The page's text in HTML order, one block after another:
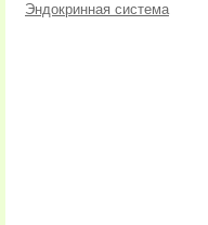
Эндокринная система